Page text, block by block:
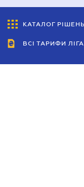
КАТАЛОГ РІШЕНЬ
ВСІ ТАРИФИ